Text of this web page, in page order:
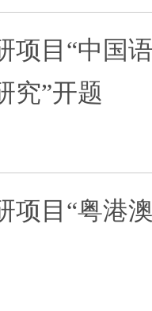
项目“中国
究”开题
项目“粤港